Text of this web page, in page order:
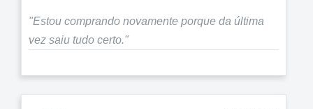
"Estou comprando novamente porque da última
vez saiu tudo certo."